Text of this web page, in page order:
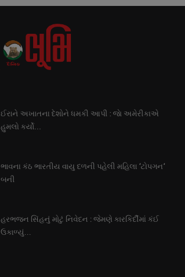
ઈરાને અખાતના દેશોને ધમકી આપી : જાે અમેરીકાએ
હુમલો કર્યો...
ભાવના કંઠ ભારતીય વાયુ દળની પહેલી મહિલા ‘ટોપગન‘
બની
હરભજન સિંહનું મોટું નિવેદન : જેમણે કારકિર્દીમાં કંઈ
ઉકાળ્યું...